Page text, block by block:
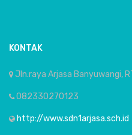
KONTAK
Jln.raya Arjasa Banyuwangi,
082330270123
http://www.sdn1arjasa.sch.id